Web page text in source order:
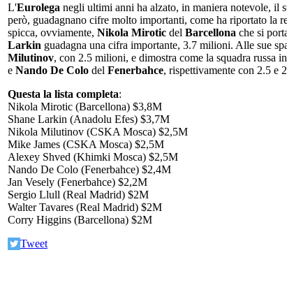
L'Eurolega negli ultimi anni ha alzato, in maniera notevole, il
però, guadagnano cifre molto importanti, come ha riportato la
spicca, ovviamente, Nikola Mirotic del Barcellona che si
Larkin guadagna una cifra importante, 3.7 milioni. Alle sue
Milutinov, con 2.5 milioni, e dimostra come la squadra russa
e Nando De Colo del Fenerbahce, rispettivamente con 2.5 e
Questa la lista completa:
Nikola Mirotic (Barcellona) $3,8M
Shane Larkin (Anadolu Efes) $3,7M
Nikola Milutinov (CSKA Mosca) $2,5M
Mike James (CSKA Mosca) $2,5M
Alexey Shved (Khimki Mosca) $2,5M
Nando De Colo (Fenerbahce) $2,4M
Jan Vesely (Fenerbahce) $2,2M
Sergio Llull (Real Madrid) $2M
Walter Tavares (Real Madrid) $2M
Corry Higgins (Barcellona) $2M
Tweet